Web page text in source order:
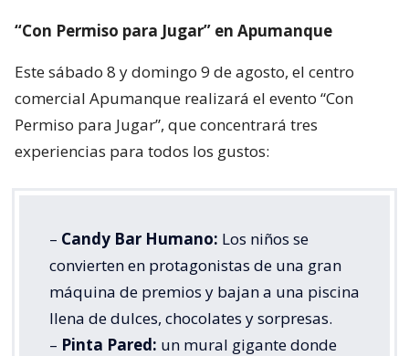
“Con Permiso para Jugar” en Apumanque
Este sábado 8 y domingo 9 de agosto, el centro
comercial Apumanque realizará el evento “Con
Permiso para Jugar”, que concentrará tres
experiencias para todos los gustos:
– Candy Bar Humano: Los niños se
convierten en protagonistas de una gran
máquina de premios y bajan a una piscina
llena de dulces, chocolates y sorpresas.
– Pinta Pared: un mural gigante donde